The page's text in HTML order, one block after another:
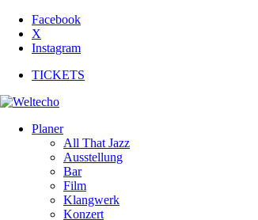
Facebook
X
Instagram
TICKETS
Planer
All That Jazz
Ausstellung
Bar
Film
Klangwerk
Konzert